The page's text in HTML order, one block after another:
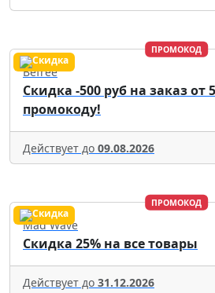
ПРОМОКОД
Befree
Скидка -500 руб на заказ от
промокоду!
Действует до 09.08.2026
ПРОМОКОД
Mad Wave
Скидка 25% на все товары
Действует до 31.12.2026